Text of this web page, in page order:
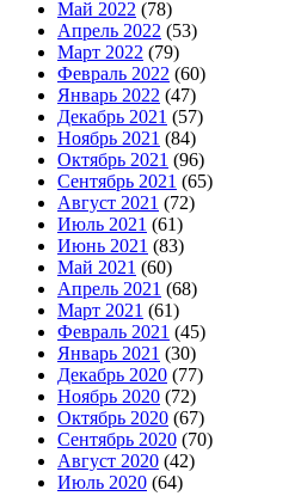
Май 2022 (78)
Апрель 2022 (53)
Март 2022 (79)
Февраль 2022 (60)
Январь 2022 (47)
Декабрь 2021 (57)
Ноябрь 2021 (84)
Октябрь 2021 (96)
Сентябрь 2021 (65)
Август 2021 (72)
Июль 2021 (61)
Июнь 2021 (83)
Май 2021 (60)
Апрель 2021 (68)
Март 2021 (61)
Февраль 2021 (45)
Январь 2021 (30)
Декабрь 2020 (77)
Ноябрь 2020 (72)
Октябрь 2020 (67)
Сентябрь 2020 (70)
Август 2020 (42)
Июль 2020 (64)